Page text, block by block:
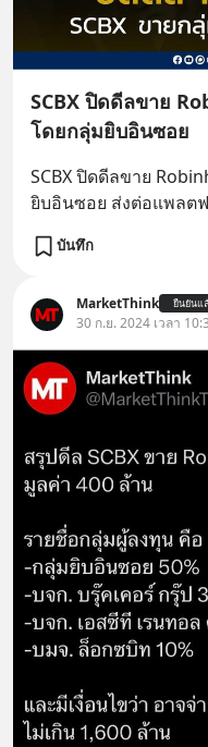
SCBX ปิดดีลขาย
โดยกลุ่มยิบอินซอย
SCBX ปิดดีลขาย
ยิบอินซอย ส่งต่อแพลต
บันทึก
MarketThink ยืนยันแ
30 ก.ย. 2024 เวลา